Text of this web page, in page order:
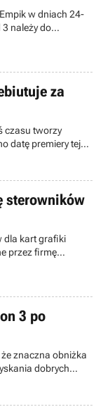
w dniach 24-
należy do
za
czasu tworzy
datę premiery tej
zwiastunie.
sterowników
dla kart grafiki
przez firmę
w takich
Brakujące Ogniwo
3 po
znaczna obniżka
dobrych